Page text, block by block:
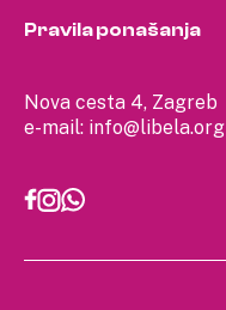
Nova cesta 4, Zagreb
e-mail: info@libela.org
Pravila ponašanja